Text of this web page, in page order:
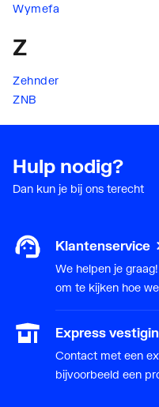
Wymefa
Z
Zehnder
ZNB
Hulp nodig?
Dan kun je bij ons terecht
Klantenservice
We helpen je
om te kijken hoe
Express
Contact met een
bijvoorbeeld een